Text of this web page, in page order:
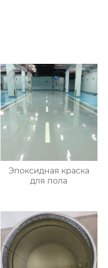
Эпоксидная краска
для пола